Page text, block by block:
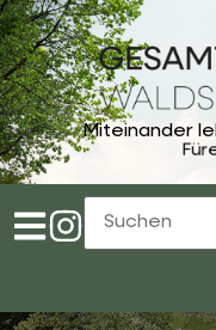
Miteinander